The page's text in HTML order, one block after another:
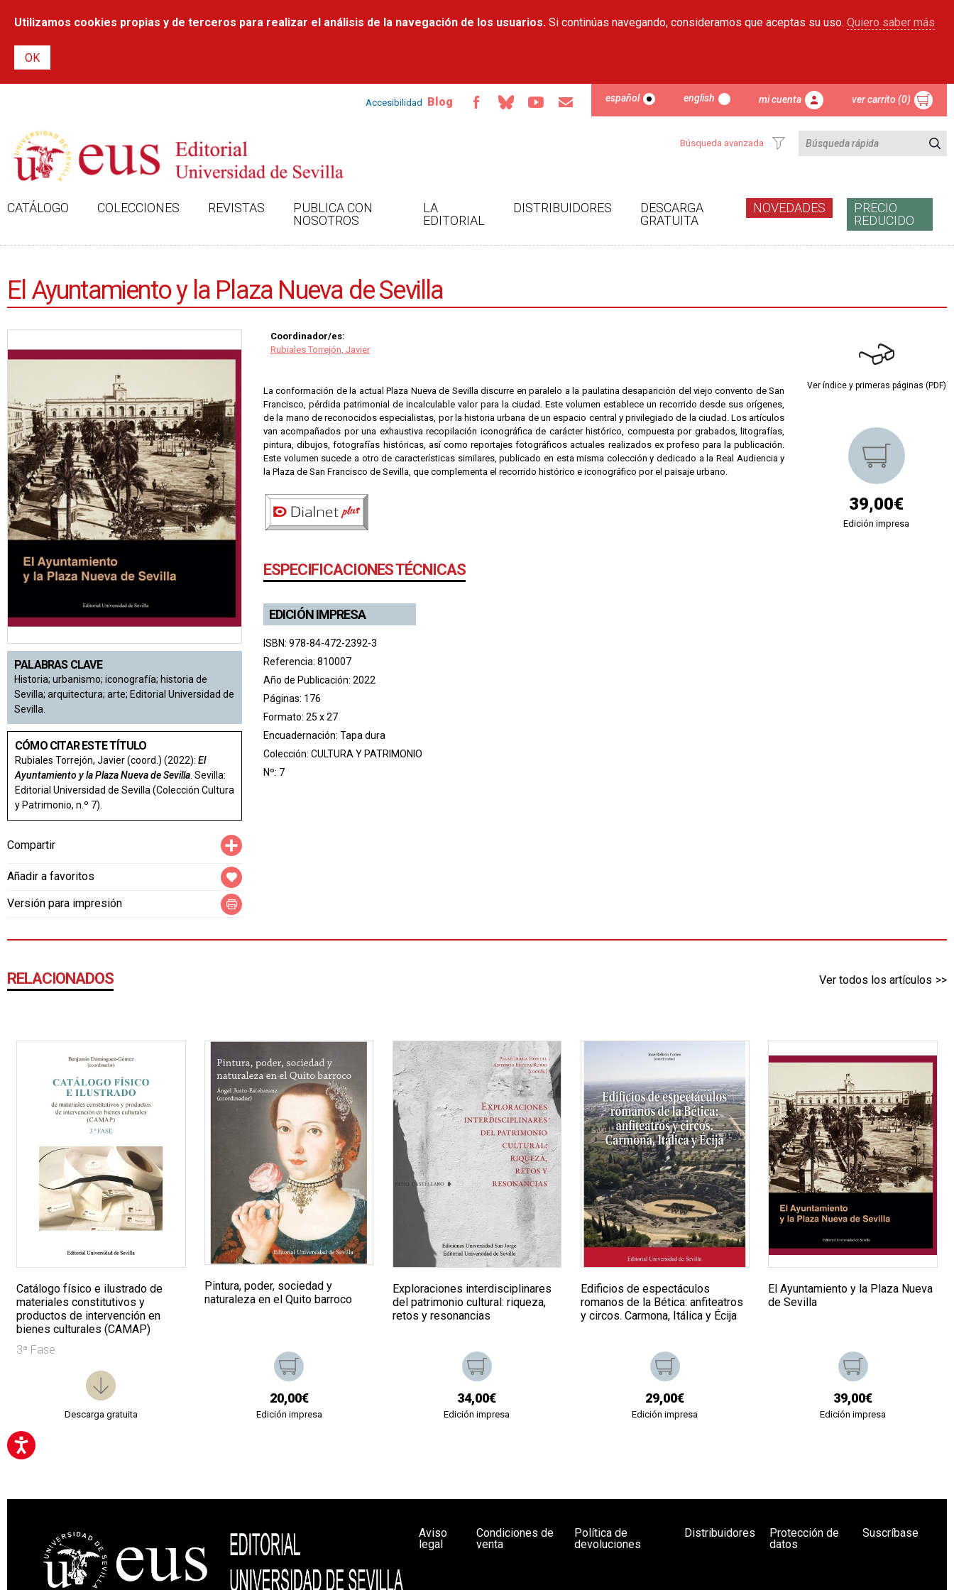
contenido
Utilizamos cookies propias y de terceros para realizar el análisis de la navegación de los usuarios. Si continúas navegando, consideramos que aceptas su uso. Quiero saber más
Accesibilidad Blog español english mi cuenta ver carrito (0)
Búsqueda avanzada
CATÁLOGO COLECCIONES REVISTAS
PUBLICA CON
NOSOTROS
LA
EDITORIAL
DISTRIBUIDORES
DESCARGA
GRATUITA
NOVEDADES
PRECIO
REDUCIDO
El Ayuntamiento y la Plaza Nueva de Sevilla
PALABRAS CLAVE
Historia; urbanismo; iconografía; historia de
Sevilla; arquitectura; arte; Editorial Universidad de
Sevilla.
CÓMO CITAR ESTE TÍTULO
Rubiales Torrejón, Javier (coord.) (2022): El
Ayuntamiento y la Plaza Nueva de Sevilla. Sevilla:
Editorial Universidad de Sevilla (Colección Cultura
y Patrimonio, n.º 7).
Compartir
Añadir a favoritos
Versión para impresión
Coordinador/es:
Rubiales Torrejón, Javier
La conformación de la actual Plaza Nueva de Sevilla discurre en paralelo a la paulatina desaparición del viejo convento de San
Francisco, pérdida patrimonial de incalculable valor para la ciudad. Este volumen establece un recorrido desde sus orígenes,
de la mano de reconocidos especialistas, por la historia urbana de un espacio central y privilegiado de la ciudad. Los artículos
van acompañados por una exhaustiva recopilación iconográfica de carácter histórico, compuesta por grabados, litografías,
pintura, dibujos, fotografías históricas, así como reportajes fotográficos actuales realizados ex profeso para la publicación.
Este volumen sucede a otro de características similares, publicado en esta misma colección y dedicado a la Real Audiencia y
la Plaza de San Francisco de Sevilla, que complementa el recorrido histórico e iconográfico por el paisaje urbano.
ESPECIFICACIONES TÉCNICAS
EDICIÓN IMPRESA
ISBN: 978-84-472-2392-3
Referencia: 810007
Año de Publicación: 2022
Páginas: 176
Formato: 25 x 27
Encuadernación: Tapa dura
Colección: CULTURA Y PATRIMONIO
Nº: 7
Ver índice y primeras páginas (PDF)
39,00€
Edición impresa
RELACIONADOS Ver todos los artículos
Catálogo físico e ilustrado de
materiales constitutivos y
productos de intervención en
bienes culturales (CAMAP)
3ª Fase
Descarga gratuita
Pintura, poder, sociedad y
naturaleza en el Quito barroco
20,00€
Edición impresa
Exploraciones interdisciplinares
del patrimonio cultural: riqueza,
retos y resonancias
34,00€
Edición impresa
Edificios de espectáculos
romanos de la Bética: anfiteatros
y circos. Carmona, Itálica y Écija
29,00€
Edición impresa
El Ayuntamiento y la Plaza Nueva
de Sevilla
39,00€
Edición impresa
Aviso
legal
Condiciones de
venta
Política de
devoluciones
Distribuidores
Protección de
datos
Suscríbase